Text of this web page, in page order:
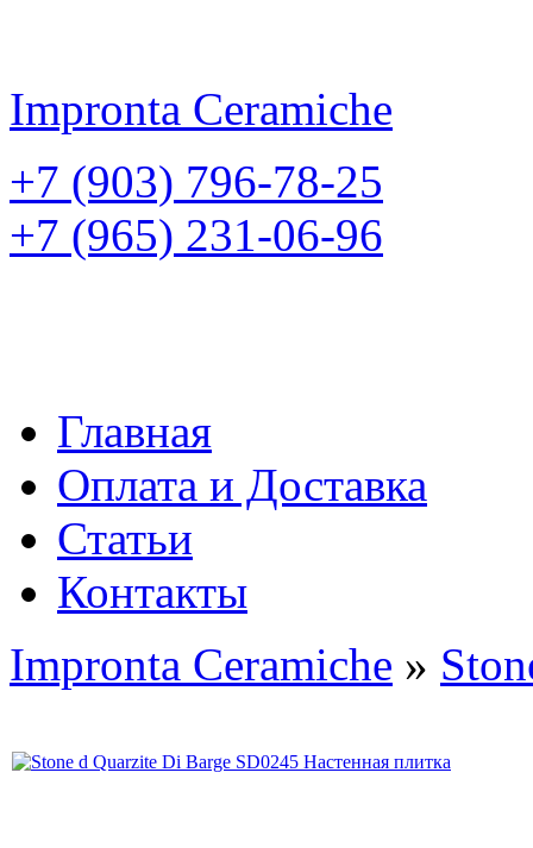
Impronta Ceramiche
+7 (903) 796-78-25
+7 (965) 231-06-96
Главная
Оплата и Доставка
Статьи
Контакты
Impronta Ceramiche »